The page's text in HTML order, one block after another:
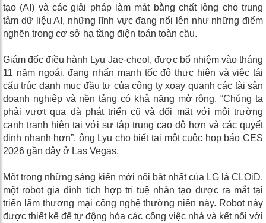
tạo (AI) và các giải pháp làm mát bằng chất lỏng cho trung
tâm dữ liệu AI, những lĩnh vực đang nổi lên như những điểm
nghẽn trong cơ sở hạ tầng điện toán toàn cầu.
Giám đốc điều hành Lyu Jae-cheol, được bổ nhiệm vào tháng
11 năm ngoái, đang nhấn mạnh tốc độ thực hiện và việc tái
cấu trúc danh mục đầu tư của công ty xoay quanh các tài sản
doanh nghiệp và nền tảng có khả năng mở rộng. “Chúng ta
phải vượt qua đà phát triển cũ và đối mặt với môi trường
cạnh tranh hiện tại với sự tập trung cao độ hơn và các quyết
định nhanh hơn”, ông Lyu cho biết tại một cuộc họp báo CES
2026 gần đây ở Las Vegas.
Một trong những sáng kiến ​​mới nổi bật nhất của LG là CLOiD,
một robot gia đình tích hợp trí tuệ nhân tạo được ra mắt tại
triển lãm thương mại công nghệ thường niên này. Robot này
được thiết kế để tự động hóa các công việc nhà và kết nối với